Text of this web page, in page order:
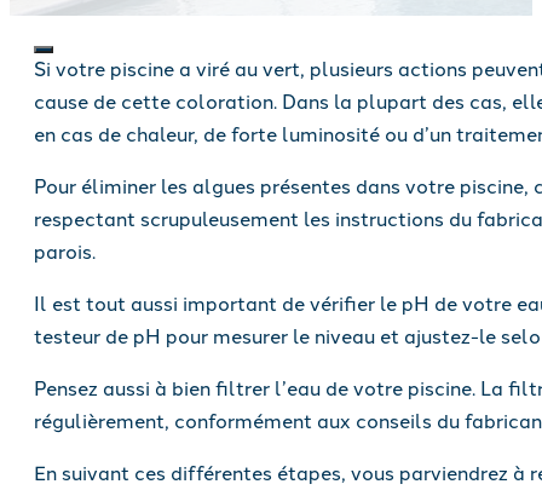
Si votre piscine a viré au vert, plusieurs actions
cause de cette coloration. Dans la plupart des cas,
en cas de chaleur, de forte luminosité ou d’un
Pour éliminer les algues présentes dans votre
respectant scrupuleusement les instructions du
parois.
Il est tout aussi important de vérifier le pH de votre
testeur de pH pour mesurer le niveau et ajustez-le
Pensez aussi à bien filtrer l’eau de votre piscine. La
régulièrement, conformément aux conseils du
En suivant ces différentes étapes, vous parviendrez